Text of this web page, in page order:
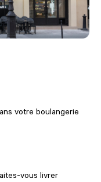
votre boulangerie
vous livrer